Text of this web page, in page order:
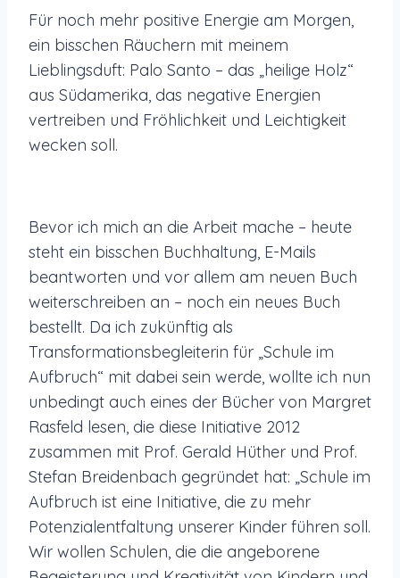
Für noch mehr positive Energie am Morgen,
ein bisschen Räuchern mit meinem
Lieblingsduft: Palo Santo – das „heilige Holz“
aus Südamerika, das negative Energien
vertreiben und Fröhlichkeit und Leichtigkeit
wecken soll.
Bevor ich mich an die Arbeit mache – heute
steht ein bisschen Buchhaltung, E-Mails
beantworten und vor allem am neuen Buch
weiterschreiben an – noch ein neues Buch
bestellt. Da ich zukünftig als
Transformationsbegleiterin für „Schule im
Aufbruch“ mit dabei sein werde, wollte ich nun
unbedingt auch eines der Bücher von Margret
Rasfeld lesen, die diese Initiative 2012
zusammen mit Prof. Gerald Hüther und Prof.
Stefan Breidenbach gegründet hat: „Schule im
Aufbruch ist eine Initiative, die zu mehr
Potenzialentfaltung unserer Kinder führen soll.
Wir wollen Schulen, die die angeborene